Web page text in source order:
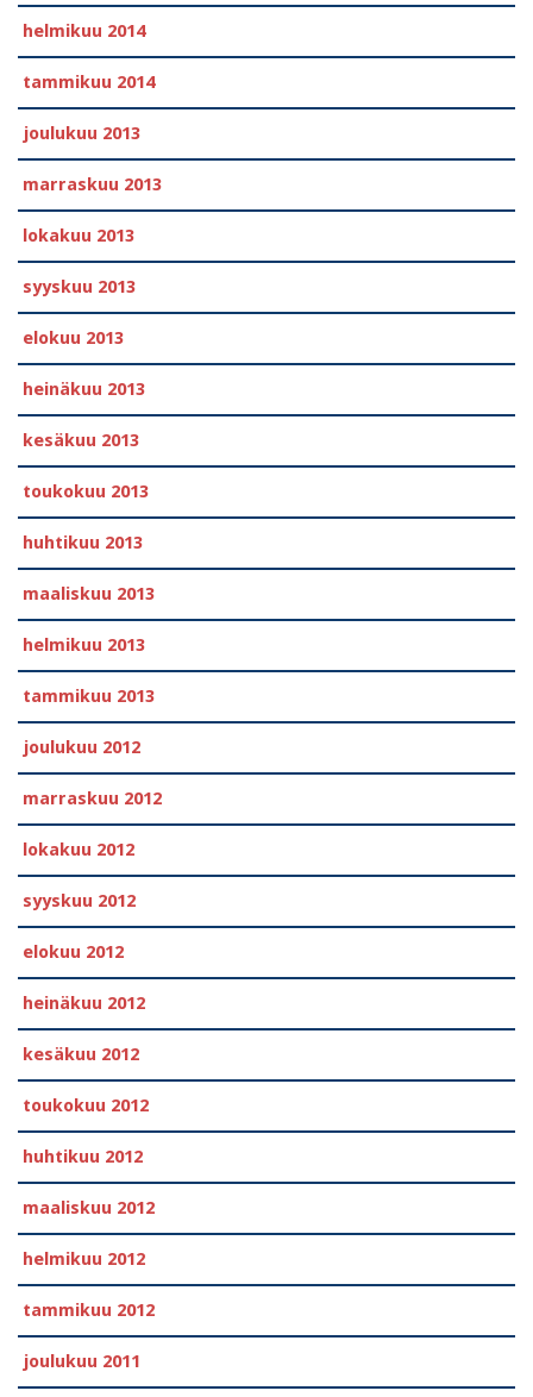
helmikuu 2014
tammikuu 2014
joulukuu 2013
marraskuu 2013
lokakuu 2013
syyskuu 2013
elokuu 2013
heinäkuu 2013
kesäkuu 2013
toukokuu 2013
huhtikuu 2013
maaliskuu 2013
helmikuu 2013
tammikuu 2013
joulukuu 2012
marraskuu 2012
lokakuu 2012
syyskuu 2012
elokuu 2012
heinäkuu 2012
kesäkuu 2012
toukokuu 2012
huhtikuu 2012
maaliskuu 2012
helmikuu 2012
tammikuu 2012
joulukuu 2011